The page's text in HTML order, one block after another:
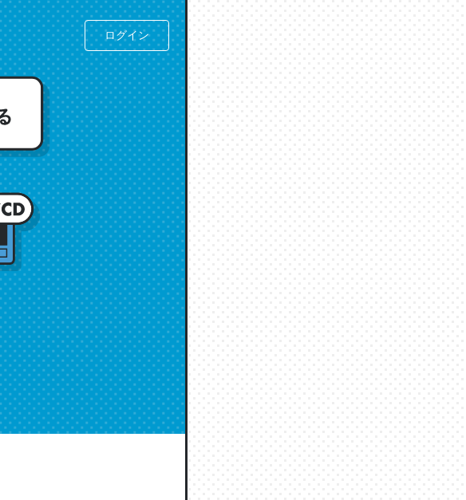
ログイン
英語少しでも読める人は原文
Covid hit. Shit.
の短編を読んだような気持ち
く、非常に正しくてわかり